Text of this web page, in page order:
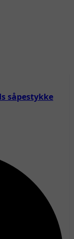
såpestykke